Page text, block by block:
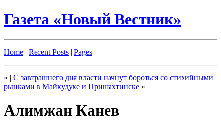
Газета «Новый Вестник»
Home | Recent Posts | Pages
« | С завтрашнего дня власти начнут бороться со стихийными
рынками в Майкудуке и Пришахтинске »
Алимжан Канев